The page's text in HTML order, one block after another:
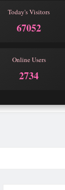
Today's Visitors
67052
Online Users
2734